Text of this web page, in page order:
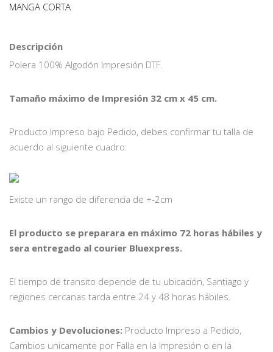
MANGA CORTA
Descripción
Polera 100% Algodón Impresión DTF.
Tamaño máximo de Impresión 32 cm x 45 cm.
Producto Impreso bajo Pedido, debes confirmar tu talla de
acuerdo al siguiente cuadro:
Existe un rango de diferencia de +-2cm
El producto se preparara en máximo 72 horas hábiles y
sera entregado al courier Bluexpress.
El tiempo de transito depende de tu ubicación, Santiago y
regiones cercanas tarda entre 24 y 48 horas hábiles.
Cambios y Devoluciones: Producto Impreso a Pedido,
Cambios unicamente por Falla en la Impresión o en la